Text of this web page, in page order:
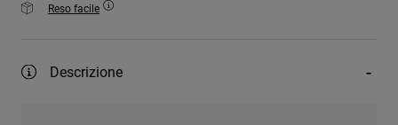
Reso facile
Descrizione